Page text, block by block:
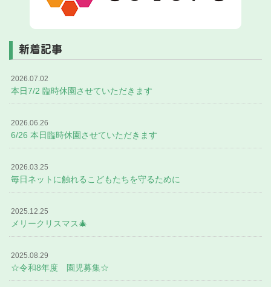
新着記事
2026.07.02
本日7/2 臨時休園させていただきます
2026.06.26
6/26 本日臨時休園させていただきます
2026.03.25
毎日ネットに触れるこどもたちを守るために
2025.12.25
メリークリスマス🎄
2025.08.29
☆令和8年度 園児募集☆